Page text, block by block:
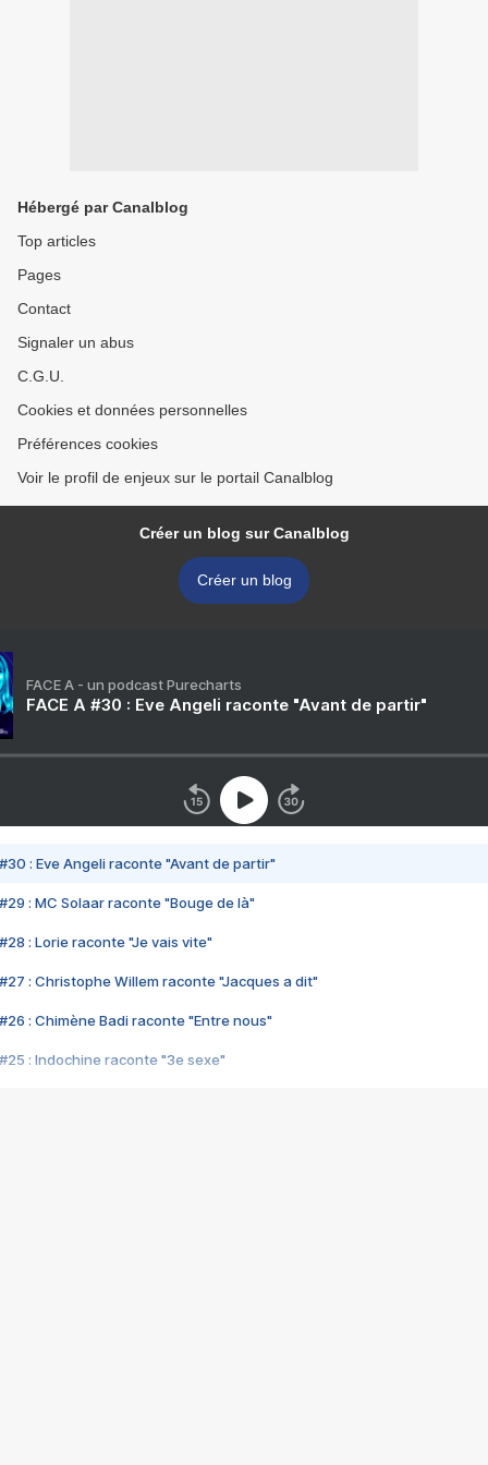
Hébergé par Canalblog
Top articles
Pages
Contact
Signaler un abus
C.G.U.
Cookies et données personnelles
Préférences cookies
Voir le profil de enjeux sur le portail Canalblog
Créer un blog sur Canalblog
Créer un blog
FACE A - un podcast Purecharts
FACE A #30 : Eve Angeli raconte "Avant de partir"
#30 : Eve Angeli raconte "Avant de partir"
#29 : MC Solaar raconte "Bouge de là"
#28 : Lorie raconte "Je vais vite"
#27 : Christophe Willem raconte "Jacques a dit"
#26 : Chimène Badi raconte "Entre nous"
#25 : Indochine raconte "3e sexe"